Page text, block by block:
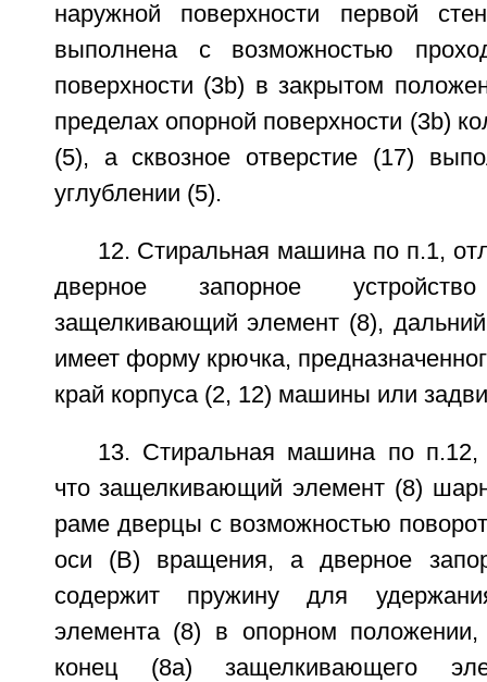
наружной поверхности первой
выполнена с возможностью
поверхности (3b) в закрытом
пределах опорной поверхности (3b)
(5), а сквозное отверстие (17)
углублении (5).
12. Стиральная машина по п.1,
дверное запорное
защелкивающий элемент (8), дальний
имеет форму крючка,
край корпуса (2, 12) машины или
13. Стиральная машина по
что защелкивающий элемент (8)
раме дверцы с возможностью
оси (В) вращения, а дверное
содержит пружину для
элемента (8) в опорном
конец (8а) защелкивающего